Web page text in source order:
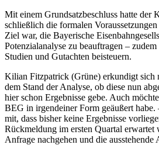
Mit einem Grundsatzbeschluss hatte der
schließlich die formalen
Ziel war, die Bayerische
Potenzialanalyse zu beauftragen –
Studien und Gutachten beisteuern.
Kilian Fitzpatrick (Grüne) erkundigt sich
dem Stand der Analyse, ob diese nun
hier schon Ergebnisse gebe. Auch
BEG in irgendeiner Form geäußert
mit, dass bisher keine Ergebnisse
Rückmeldung im ersten Quartal erwartet
Anfrage nachgehen und die ausstehende